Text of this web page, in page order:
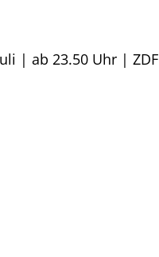
| ab 23.50 Uhr | ZDF